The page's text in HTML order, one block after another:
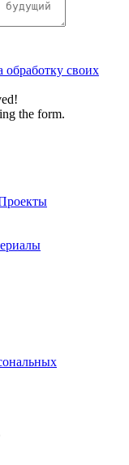
обработку своих
the form.